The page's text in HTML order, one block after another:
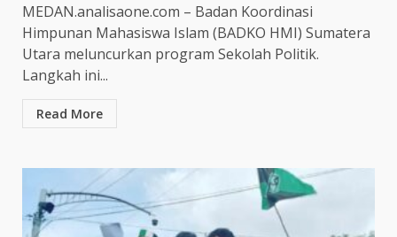
MEDAN.analisaone.com – Badan Koordinasi
Himpunan Mahasiswa Islam (BADKO HMI) Sumatera
Utara meluncurkan program Sekolah Politik.
Langkah ini...
Read More